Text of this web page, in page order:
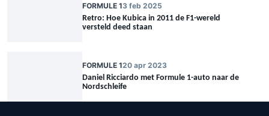
FORMULE 13 feb 2025
Retro: Hoe Kubica in 2011 de F1-wereld
versteld deed staan
FORMULE 120 apr 2023
Daniel Ricciardo met Formule 1-auto naar de
Nordschleife